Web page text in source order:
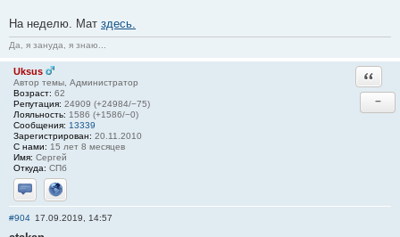
На неделю. Мат здесь.
Да, я зануда, я знаю...
Uksus
Автор темы, Администратор
Возраст: 62
Репутация: 24909 (+24984/−75)
Лояльность: 1586 (+1586/−0)
Сообщения: 13339
Зарегистрирован: 20.11.2010
С нами: 15 лет 8 месяцев
Имя: Сергей
Откуда: СПб
Отправить личное сообщение
Сайт
−
#904 17.09.2019, 14:57